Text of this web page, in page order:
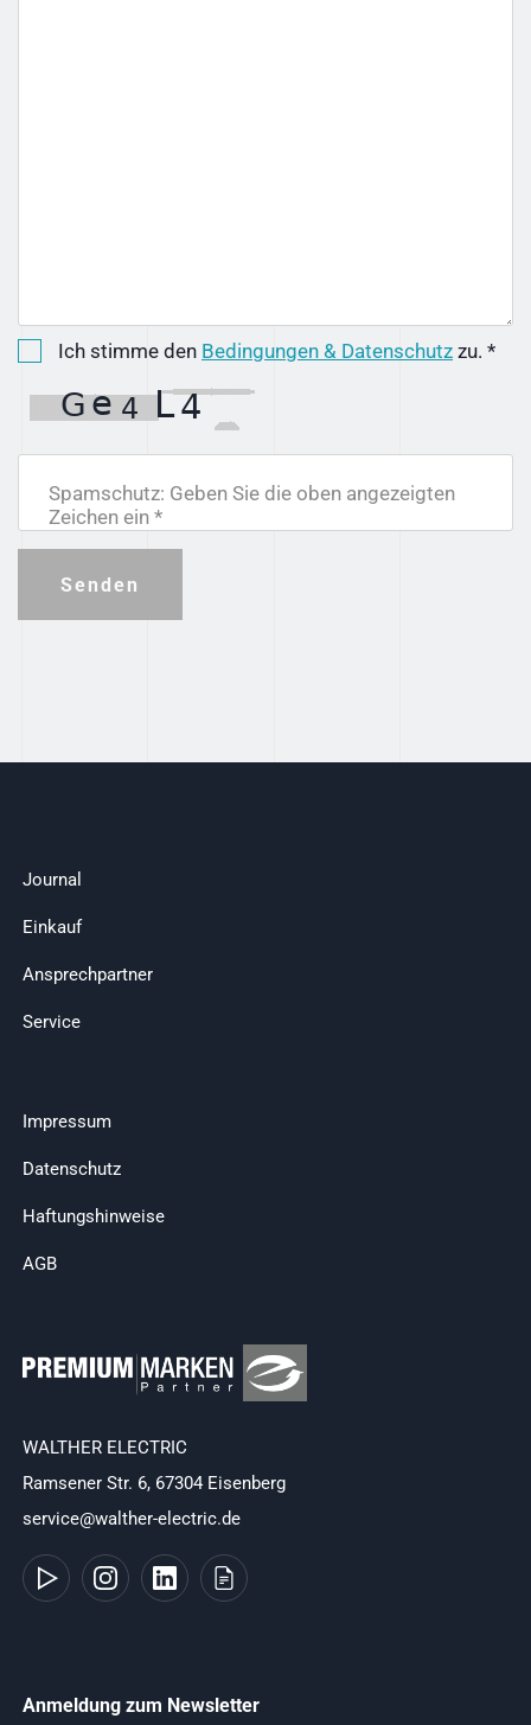
Ich stimme den Bedingungen & Datenschutz zu. *
Spamschutz: Geben Sie die oben angezeigten
Zeichen ein *
Senden
Journal
Einkauf
Ansprechpartner
Service
Impressum
Datenschutz
Haftungshinweise
AGB
WALTHER ELECTRIC
Ramsener Str. 6, 67304 Eisenberg
service@walther-electric.de
Anmeldung zum Newsletter